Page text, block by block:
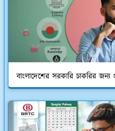
বাংলাদেশের সরকারি চাকরির জন্য